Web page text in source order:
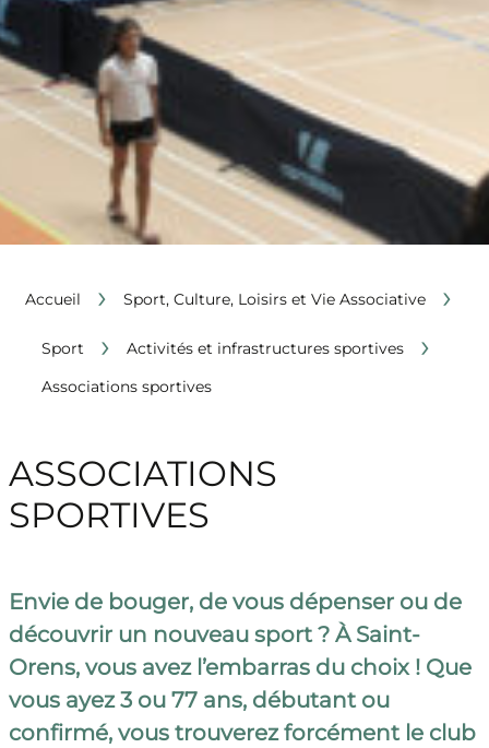
Accueil › Sport, Culture, Loisirs et Vie Associative ›
Sport › Activités et infrastructures sportives ›
Associations sportives
ASSOCIATIONS
SPORTIVES
Envie de bouger, de vous dépenser ou de
découvrir un nouveau sport ? À Saint-
Orens, vous avez l’embarras du choix ! Que
vous ayez 3 ou 77 ans, débutant ou
confirmé, vous trouverez forcément le club